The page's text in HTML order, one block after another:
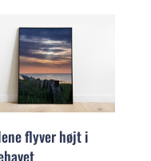
flyver højt i